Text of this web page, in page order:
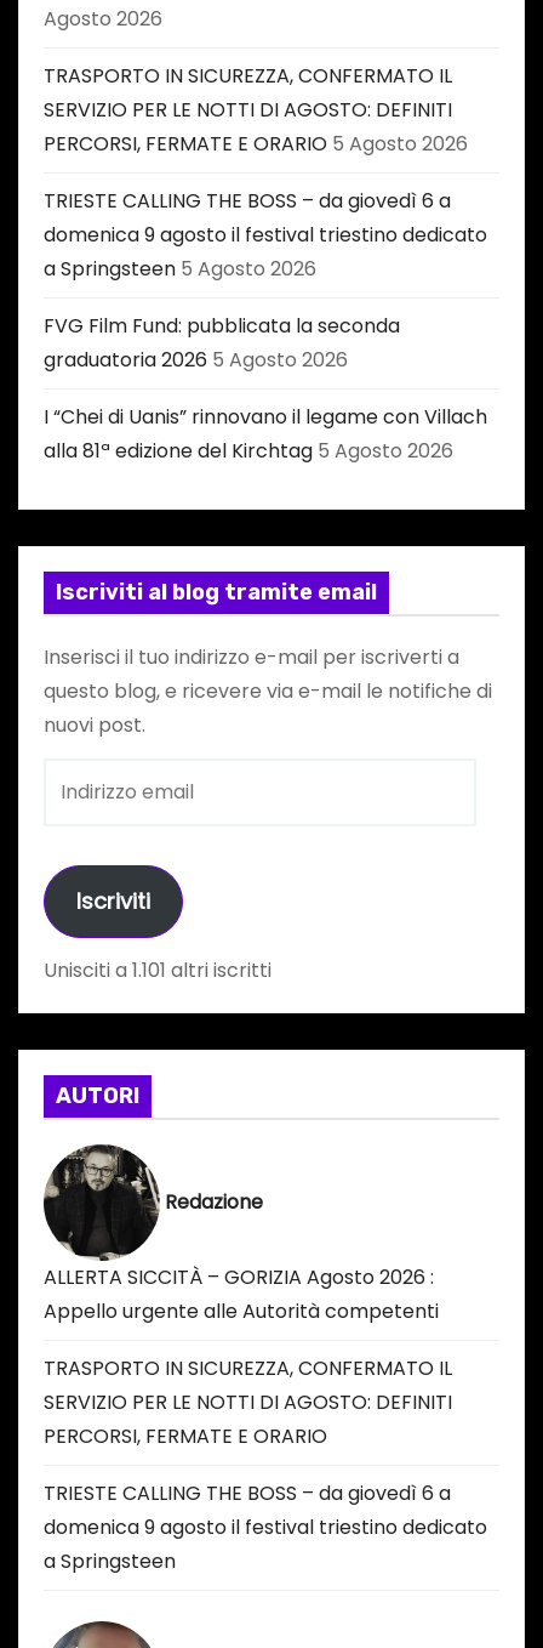
Agosto 2026
TRASPORTO IN SICUREZZA, CONFERMATO IL
SERVIZIO PER LE NOTTI DI AGOSTO: DEFINITI
PERCORSI, FERMATE E ORARIO 5 Agosto 2026
TRIESTE CALLING THE BOSS – da giovedì 6 a
domenica 9 agosto il festival triestino dedicato
a Springsteen 5 Agosto 2026
FVG Film Fund: pubblicata la seconda
graduatoria 2026 5 Agosto 2026
I “Chei di Uanis” rinnovano il legame con Villach
alla 81ª edizione del Kirchtag 5 Agosto 2026
Iscriviti al blog tramite email
Inserisci il tuo indirizzo e-mail per iscriverti a
questo blog, e ricevere via e-mail le notifiche di
nuovi post.
r
z
z
o
e
m
i
l
Iscriviti
Unisciti a 1.101 altri iscritti
AUTORI
Redazione
ALLERTA SICCITÀ – GORIZIA Agosto 2026 :
Appello urgente alle Autorità competenti
TRASPORTO IN SICUREZZA, CONFERMATO IL
SERVIZIO PER LE NOTTI DI AGOSTO: DEFINITI
PERCORSI, FERMATE E ORARIO
TRIESTE CALLING THE BOSS – da giovedì 6 a
domenica 9 agosto il festival triestino dedicato
a Springsteen